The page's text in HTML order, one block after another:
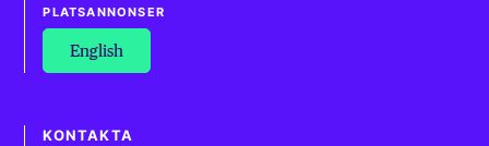
PLATSANNONSER
English
KONTAKTA